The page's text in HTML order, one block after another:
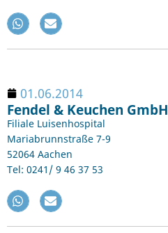
01.06.2014
Fendel & Keuchen GmbH
Filiale Luisenhospital
Mariabrunnstraße 7-9
52064 Aachen
Tel: 0241/ 9 46 37 53